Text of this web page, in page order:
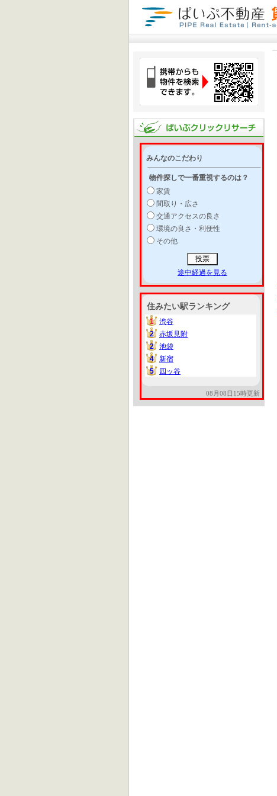
みんなのこだわり
物件探しで一番重視するのは？
家賃
間取り・広さ
交通アクセスの良さ
環境の良さ・利便性
その他
途中経過を見る
住みたい駅ランキング
1
1
渋谷
2
2
赤坂見附
2
2
池袋
4
4
新宿
5
5 四ッ谷
08月08日15時更新